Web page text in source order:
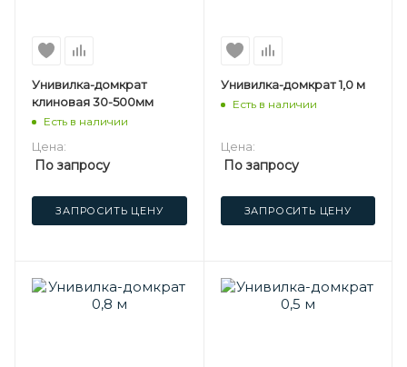
Унивилка-домкрат
клиновая 30-500мм
Есть в наличии
Цена:
По запросу
ЗАПРОСИТЬ ЦЕНУ
Унивилка-домкрат 1,0 м
Есть в наличии
Цена:
По запросу
ЗАПРОСИТЬ ЦЕНУ